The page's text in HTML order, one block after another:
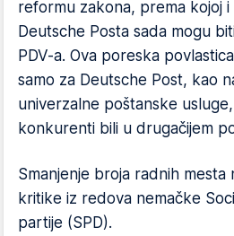
reformu zakona, prema kojoj
Deutsche Posta sada mogu
PDV-a. Ova poreska
samo za Deutsche Post, kao
univerzalne poštanske
konkurenti bili u drugačijem
Smanjenje broja radnih mesta
kritike iz redova nemačke
partije (SPD).